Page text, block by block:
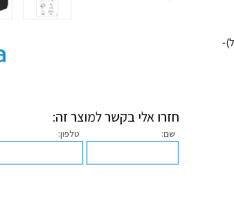
חזרו אלי בקשר למוצר זה:
שם: טלפון: